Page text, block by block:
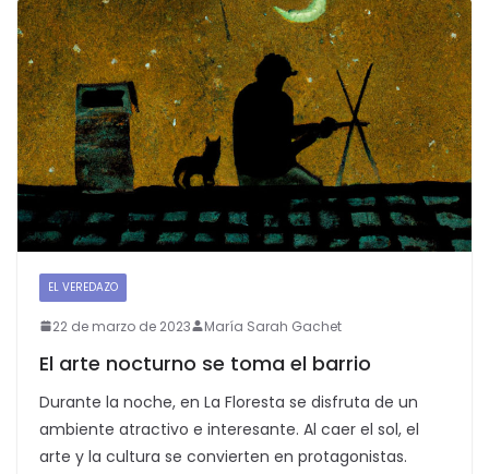
EL VEREDAZO
22 de marzo de 2023 María Sarah Gachet
El arte nocturno se toma el barrio
Durante la noche, en La Floresta se disfruta de un
ambiente atractivo e interesante. Al caer el sol, el
arte y la cultura se convierten en protagonistas.